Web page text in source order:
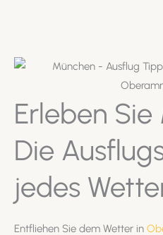
Erleben Sie
Die
jedes
Entfliehen Sie dem Wetter in